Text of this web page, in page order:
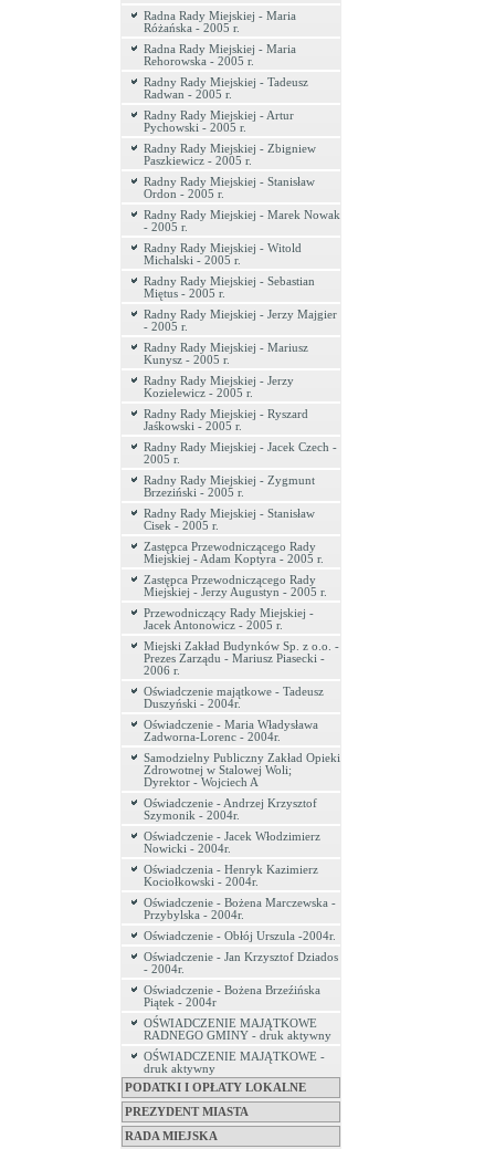
Radna Rady Miejskiej - Maria
Różańska - 2005 r.
Radna Rady Miejskiej - Maria
Rehorowska - 2005 r.
Radny Rady Miejskiej - Tadeusz
Radwan - 2005 r.
Radny Rady Miejskiej - Artur
Pychowski - 2005 r.
Radny Rady Miejskiej - Zbigniew
Paszkiewicz - 2005 r.
Radny Rady Miejskiej - Stanisław
Ordon - 2005 r.
Radny Rady Miejskiej - Marek Nowak
- 2005 r.
Radny Rady Miejskiej - Witold
Michalski - 2005 r.
Radny Rady Miejskiej - Sebastian
Miętus - 2005 r.
Radny Rady Miejskiej - Jerzy Majgier
- 2005 r.
Radny Rady Miejskiej - Mariusz
Kunysz - 2005 r.
Radny Rady Miejskiej - Jerzy
Kozielewicz - 2005 r.
Radny Rady Miejskiej - Ryszard
Jaśkowski - 2005 r.
Radny Rady Miejskiej - Jacek Czech -
2005 r.
Radny Rady Miejskiej - Zygmunt
Brzeziński - 2005 r.
Radny Rady Miejskiej - Stanisław
Cisek - 2005 r.
Zastępca Przewodniczącego Rady
Miejskiej - Adam Koptyra - 2005 r.
Zastępca Przewodniczącego Rady
Miejskiej - Jerzy Augustyn - 2005 r.
Przewodniczący Rady Miejskiej -
Jacek Antonowicz - 2005 r.
Miejski Zakład Budynków Sp. z o.o. -
Prezes Zarządu - Mariusz Piasecki -
2006 r.
Oświadczenie majątkowe - Tadeusz
Duszyński - 2004r.
Oświadczenie - Maria Władysława
Zadworna-Lorenc - 2004r.
Samodzielny Publiczny Zakład Opieki
Zdrowotnej w Stalowej Woli;
Dyrektor - Wojciech A
Oświadczenie - Andrzej Krzysztof
Szymonik - 2004r.
Oświadczenie - Jacek Włodzimierz
Nowicki - 2004r.
Oświadczenia - Henryk Kazimierz
Kociołkowski - 2004r.
Oświadczenie - Bożena Marczewska -
Przybylska - 2004r.
Oświadczenie - Obłój Urszula -2004r.
Oświadczenie - Jan Krzysztof Dziados
- 2004r.
Oświadczenie - Bożena Brzeźińska
Piątek - 2004r
OŚWIADCZENIE MAJĄTKOWE
RADNEGO GMINY - druk aktywny
OŚWIADCZENIE MAJĄTKOWE -
druk aktywny
PODATKI I OPŁATY LOKALNE
PREZYDENT MIASTA
RADA MIEJSKA